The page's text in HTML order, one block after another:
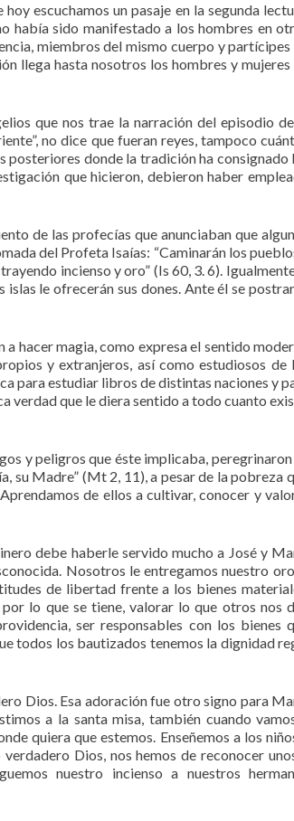
escuchamos un pasaje en la segunda
había sido manifestado a los hombres en
miembros del mismo cuerpo y partícipes
llega hasta nosotros los hombres y mujeres
que nos trae la narración del episodio
no dice que fueran reyes, tampoco
posteriores donde la tradición ha consignado
que hicieron, debieron haber
de las profecías que anunciaban que
del Profeta Isaías: “Caminarán los
incienso y oro” (Is 60, 3. 6).
le ofrecerán sus dones. Ante él se
hacer magia, como expresa el sentido
y extranjeros, así como estudiosos de
para estudiar libros de distintas naciones y
verdad que le diera sentido a todo cuanto
y peligros que éste implicaba, peregrinaron
su Madre” (Mt 2, 11), a pesar de la pobreza
de ellos a cultivar, conocer y
debe haberle servido mucho a José y
Nosotros le entregamos nuestro
de libertad frente a los bienes
lo que se tiene, valorar lo que otros nos
ser responsables con los bienes
todos los bautizados tenemos la dignidad
Dios. Esa adoración fue otro signo para
a la santa misa, también cuando
quiera que estemos. Enseñemos a los
Dios, nos hemos de reconocer
nuestro incienso a nuestros